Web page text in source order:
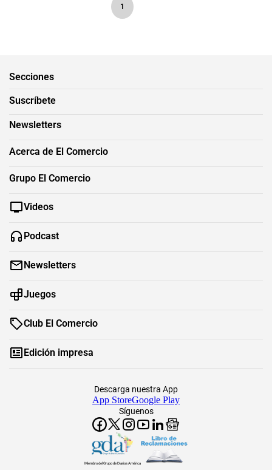
1
Secciones
Suscríbete
Newsletters
Acerca de El Comercio
Grupo El Comercio
Videos
Podcast
Newsletters
Juegos
Club El Comercio
Edición impresa
Síguenos
Descarga nuestra App
App StoreGoogle Play
Miembro del Grupo de Diarios América